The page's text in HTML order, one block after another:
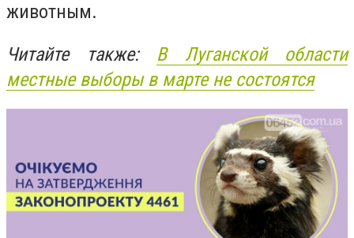
животным.
Читайте также: В Луганской области
местные выборы в марте не состоятся